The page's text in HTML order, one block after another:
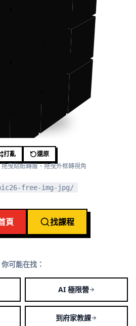
打亂
還原
曳貼紙轉層、拖曳外框轉視角
free-img-jpg/
頁 找課程
你可能在找：
AI 極限營
到府家教課